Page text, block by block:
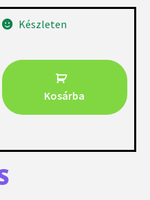
Készleten
Kosárba